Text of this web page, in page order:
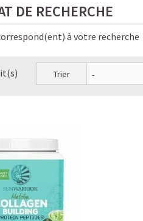
En savoir plus
Les bienfaits
DE RECHERCHE
à votre recherche
Trier